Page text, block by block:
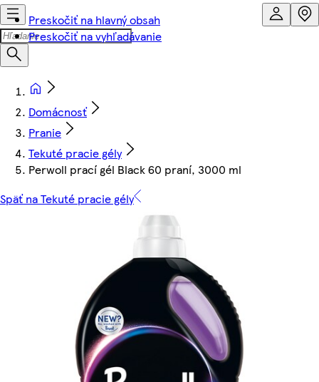
Preskočiť na hlavný obsah
Preskočiť na vyhľadávanie
Domácnosť
Pranie
Tekuté pracie gély
Perwoll prací gél Black 60 praní, 3000 ml
Späť na Tekuté pracie gély